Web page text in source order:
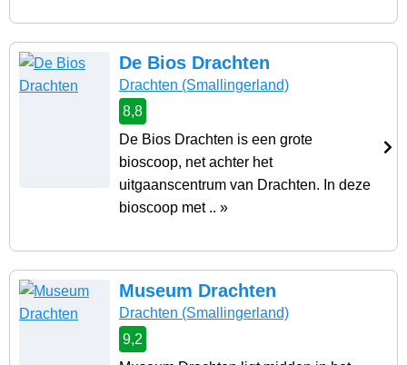
De Bios Drachten
Drachten (Smallingerland)
8,8
De Bios Drachten is een grote
bioscoop, net achter het
uitgaanscentrum van Drachten. In deze
bioscoop met .. »
Museum Drachten
Drachten (Smallingerland)
9,2